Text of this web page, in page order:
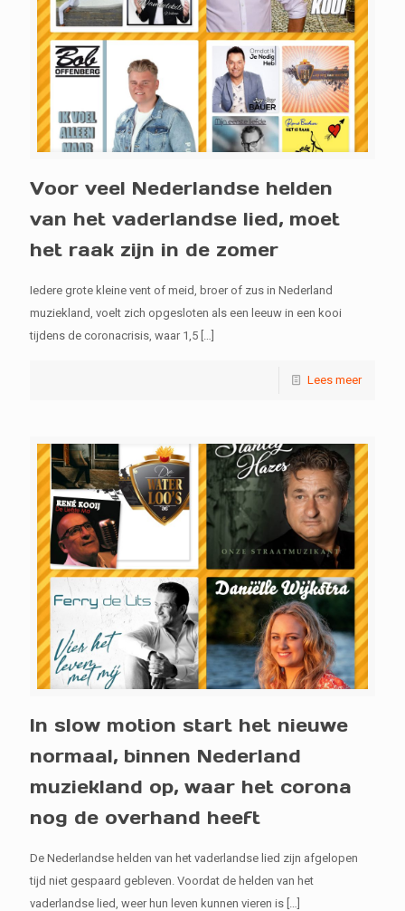
Voor veel Nederlandse helden
van het vaderlandse lied, moet
het raak zijn in de zomer
Iedere grote kleine vent of meid, broer of zus in Nederland
muziekland, voelt zich opgesloten als een leeuw in een kooi
tijdens de coronacrisis, waar 1,5
Lees meer
In slow motion start het nieuwe
normaal, binnen Nederland
muziekland op, waar het corona
nog de overhand heeft
De Nederlandse helden van het vaderlandse lied zijn afgelopen
tijd niet gespaard gebleven. Voordat de helden van het
vaderlandse lied, weer hun leven kunnen vieren is […]